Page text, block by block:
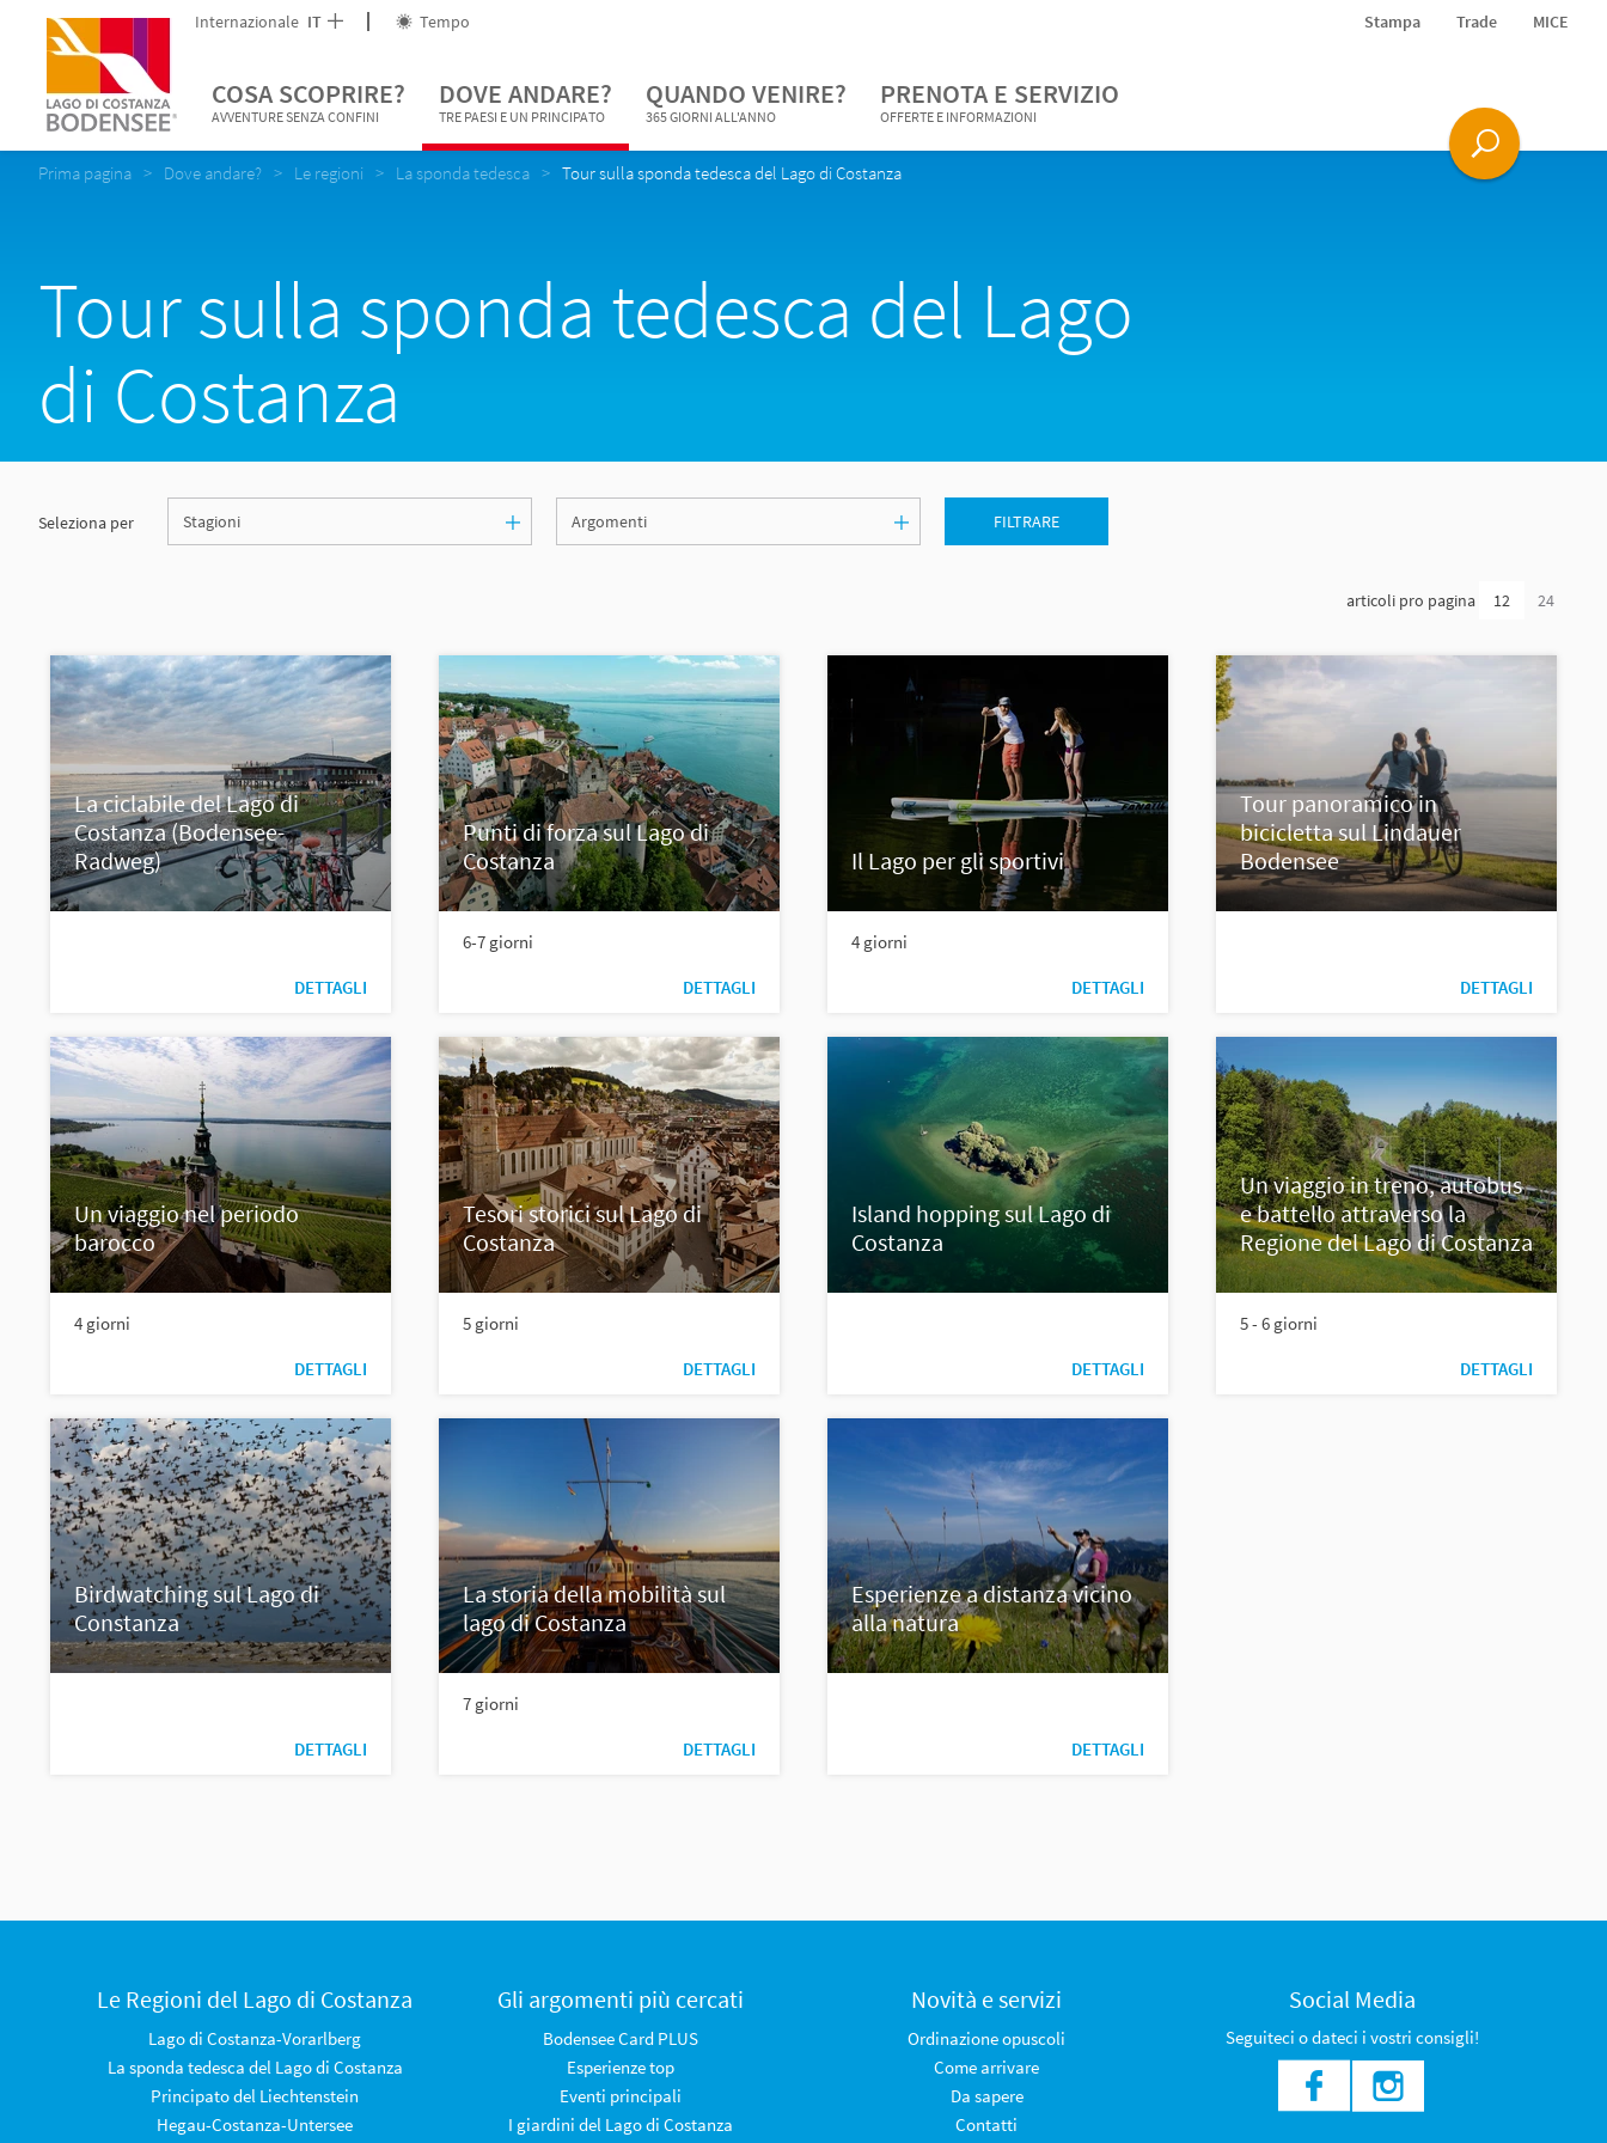
Internazionale IT Tempo Stampa Trade MICE
COSA SCOPRIRE?
AVVENTURE SENZA CONFINI
DOVE ANDARE?
TRE PAESI E UN PRINCIPATO
QUANDO VENIRE?
365 GIORNI ALL'ANNO
PRENOTA E SERVIZIO
OFFERTE E INFORMAZIONI
Prima pagina Dove andare? Le regioni La sponda tedesca Tour sulla sponda tedesca del Lago di Costanza
Tour sulla sponda tedesca del Lago
di Costanza
Seleziona per FILTRARE
articoli pro pagina 12 24
La ciclabile del Lago di
Costanza (Bodensee-
Radweg)
DETTAGLI
Punti di forza sul Lago di
Costanza
6-7 giorni
DETTAGLI
Il Lago per gli sportivi
4 giorni
DETTAGLI
Tour panoramico in
bicicletta sul Lindauer
Bodensee
DETTAGLI
Un viaggio nel periodo
barocco
4 giorni
DETTAGLI
Tesori storici sul Lago di
Costanza
5 giorni
DETTAGLI
Island hopping sul Lago di
Costanza
DETTAGLI
Un viaggio in treno, autobus
e battello attraverso la
Regione del Lago di Costanza
5 - 6 giorni
DETTAGLI
Birdwatching sul Lago di
Constanza
DETTAGLI
La storia della mobilità sul
lago di Costanza
7 giorni
DETTAGLI
Esperienze a distanza vicino
alla natura
DETTAGLI
Le Regioni del Lago di Costanza
Lago di Costanza-Vorarlberg
La sponda tedesca del Lago di Costanza
Principato del Liechtenstein
Hegau-Costanza-Untersee
Gli argomenti più cercati
Bodensee Card PLUS
Esperienze top
Eventi principali
I giardini del Lago di Costanza
Novità e servizi
Ordinazione opuscoli
Come arrivare
Da sapere
Contatti
Social Media
Seguiteci o dateci i vostri consigli!